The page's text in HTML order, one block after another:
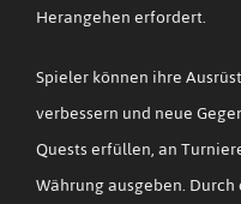
Herangehen erfordert.
Spieler können ihre
verbessern und neue
Quests erfüllen, an
Währung ausgeben.